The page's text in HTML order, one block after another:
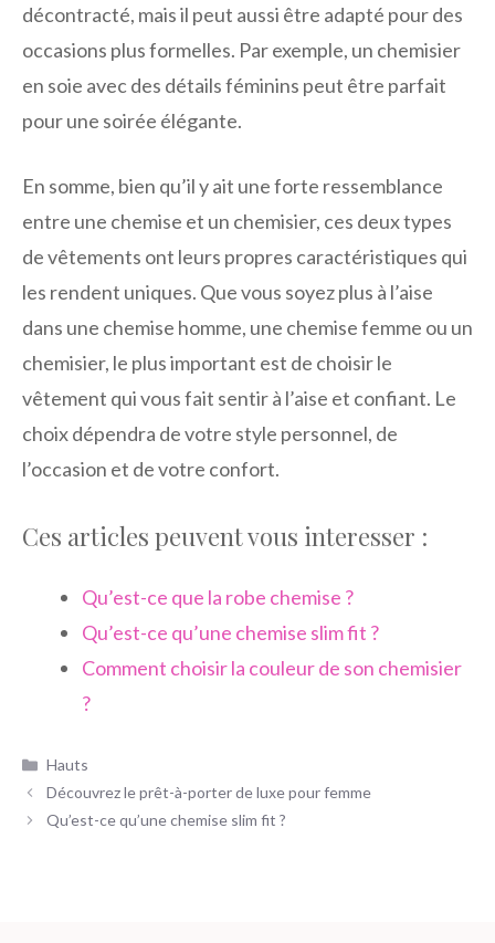
décontracté, mais il peut aussi être adapté pour des
occasions plus formelles. Par exemple, un chemisier
en soie avec des détails féminins peut être parfait
pour une soirée élégante.
En somme, bien qu’il y ait une forte ressemblance
entre une chemise et un chemisier, ces deux types
de vêtements ont leurs propres caractéristiques qui
les rendent uniques. Que vous soyez plus à l’aise
dans une chemise homme, une chemise femme ou un
chemisier, le plus important est de choisir le
vêtement qui vous fait sentir à l’aise et confiant. Le
choix dépendra de votre style personnel, de
l’occasion et de votre confort.
Ces articles peuvent vous interesser :
Qu’est-ce que la robe chemise ?
Qu’est-ce qu’une chemise slim fit ?
Comment choisir la couleur de son chemisier
?
Catégories
Hauts
Découvrez le prêt-à-porter de luxe pour femme
Qu’est-ce qu’une chemise slim fit ?